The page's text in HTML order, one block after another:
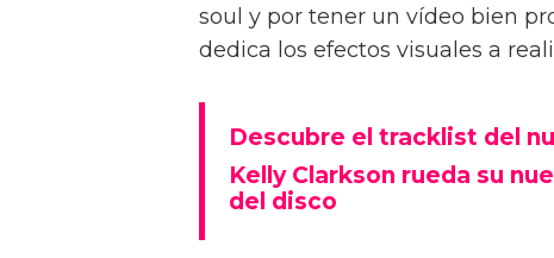
soul y por tener un vídeo bien
dedica los efectos visuales a
Descubre el tracklist del
Kelly Clarkson rueda su
del disco